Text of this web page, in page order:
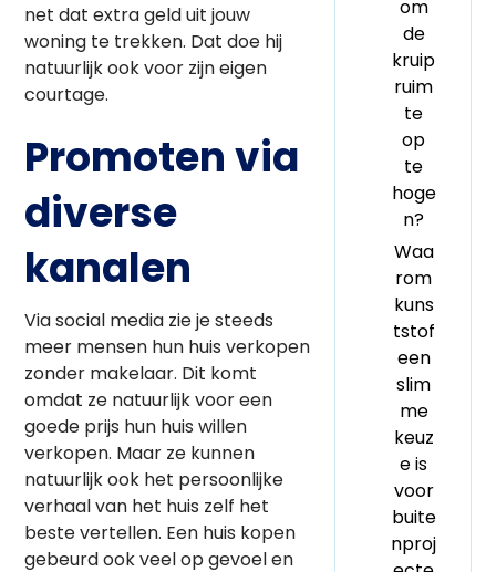
net dat extra geld uit jouw
woning te trekken. Dat doe hij
natuurlijk ook voor zijn eigen
courtage.
Promoten via
diverse
kanalen
Via social media zie je steeds
meer mensen hun huis verkopen
zonder makelaar. Dit komt
omdat ze natuurlijk voor een
goede prijs hun huis willen
verkopen. Maar ze kunnen
natuurlijk ook het persoonlijke
verhaal van het huis zelf het
beste vertellen. Een huis kopen
gebeurd ook veel op gevoel en
om
de
kruip
ruim
te
op
te
hoge
n?
Waa
rom
kuns
tstof
een
slim
me
keuz
e is
voor
buite
nproj